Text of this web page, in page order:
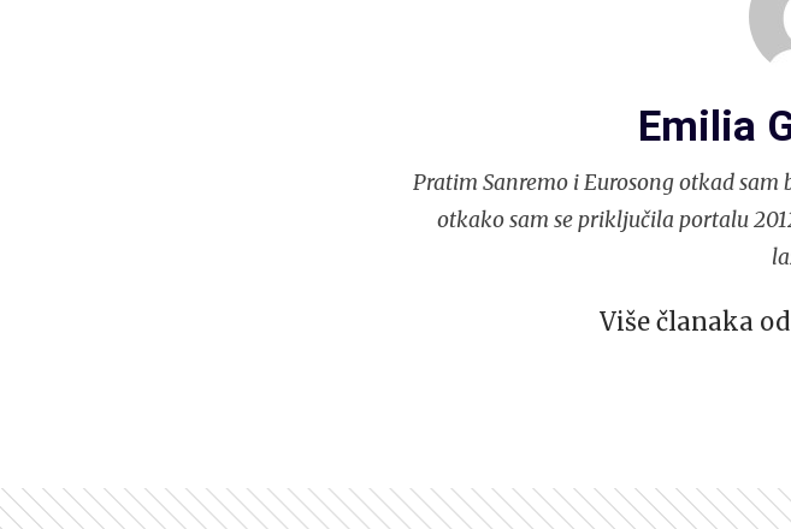
Emilia
Pratim Sanremo i Eurosong otkad
otkako sam se priključila portalu
Više članaka od